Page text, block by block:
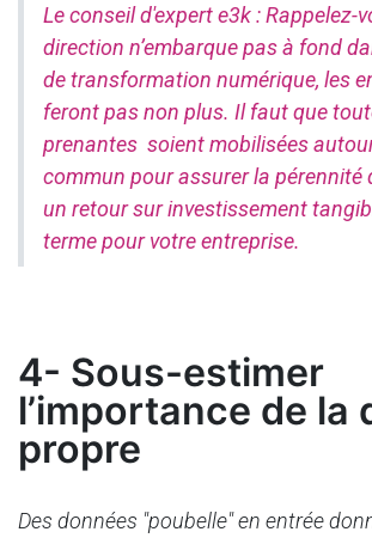
Le conseil d'expert e3k : Rappelez-
direction n’embarque pas à fond
de transformation numérique, les
feront pas non plus. Il faut que
prenantes soient mobilisées
commun pour assurer la pérennité
un retour sur investissement
terme pour votre entreprise.
4- Sous-estimer
l’importance de la
propre
Des données "poubelle" en entrée